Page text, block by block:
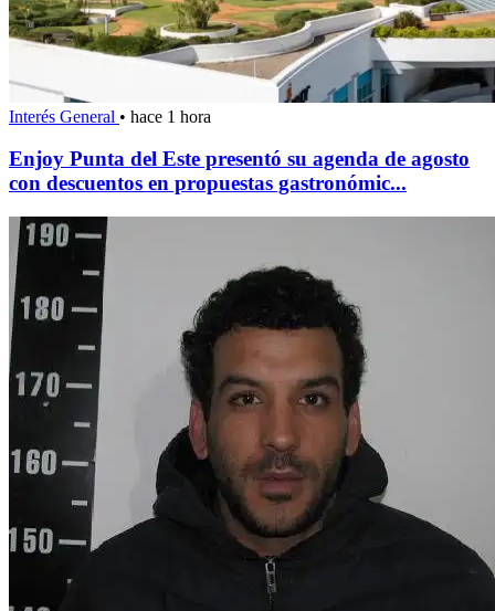
Interés General • hace 1 hora
Enjoy Punta del Este presentó su agenda de agosto
con descuentos en propuestas gastronómic...